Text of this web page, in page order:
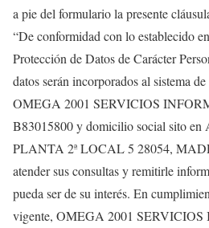
a pie del formulario la presente
“De conformidad con lo establecido
Protección de Datos de Carácter
datos serán incorporados al sistema
OMEGA 2001 SERVICIOS
B83015800 y domicilio social sito
PLANTA 2ª LOCAL 5 28054,
atender sus consultas y remitirle
pueda ser de su interés. En
vigente, OMEGA 2001